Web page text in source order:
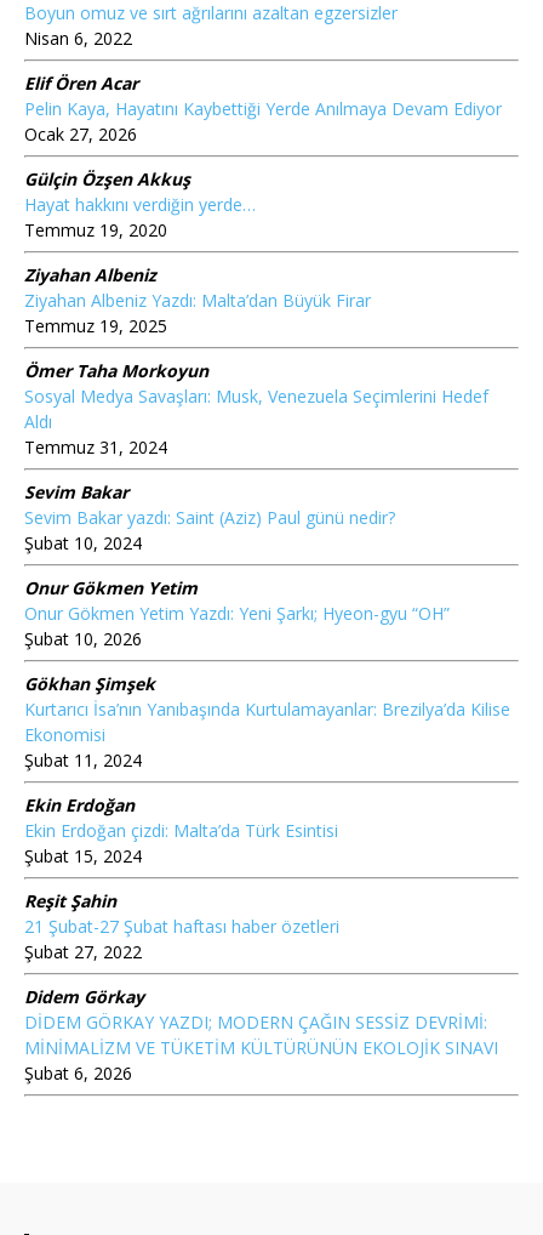
Boyun omuz ve sırt ağrılarını azaltan egzersizler
Nisan 6, 2022
Elif Ören Acar
Pelin Kaya, Hayatını Kaybettiği Yerde Anılmaya Devam Ediyor
Ocak 27, 2026
Gülçin Özşen Akkuş
Hayat hakkını verdiğin yerde…
Temmuz 19, 2020
Ziyahan Albeniz
Ziyahan Albeniz Yazdı: Malta’dan Büyük Firar
Temmuz 19, 2025
Ömer Taha Morkoyun
Sosyal Medya Savaşları: Musk, Venezuela Seçimlerini Hedef
Aldı
Temmuz 31, 2024
Sevim Bakar
Sevim Bakar yazdı: Saint (Aziz) Paul günü nedir?
Şubat 10, 2024
Onur Gökmen Yetim
Onur Gökmen Yetim Yazdı: Yeni Şarkı; Hyeon-gyu “OH”
Şubat 10, 2026
Gökhan Şimşek
Kurtarıcı İsa’nın Yanıbaşında Kurtulamayanlar: Brezilya’da Kilise
Ekonomisi
Şubat 11, 2024
Ekin Erdoğan
Ekin Erdoğan çizdi: Malta’da Türk Esintisi
Şubat 15, 2024
Reşit Şahin
21 Şubat-27 Şubat haftası haber özetleri
Şubat 27, 2022
Didem Görkay
DİDEM GÖRKAY YAZDI; MODERN ÇAĞIN SESSİZ DEVRİMİ:
MİNİMALİZM VE TÜKETİM KÜLTÜRÜNÜN EKOLOJİK SINAVI
Şubat 6, 2026